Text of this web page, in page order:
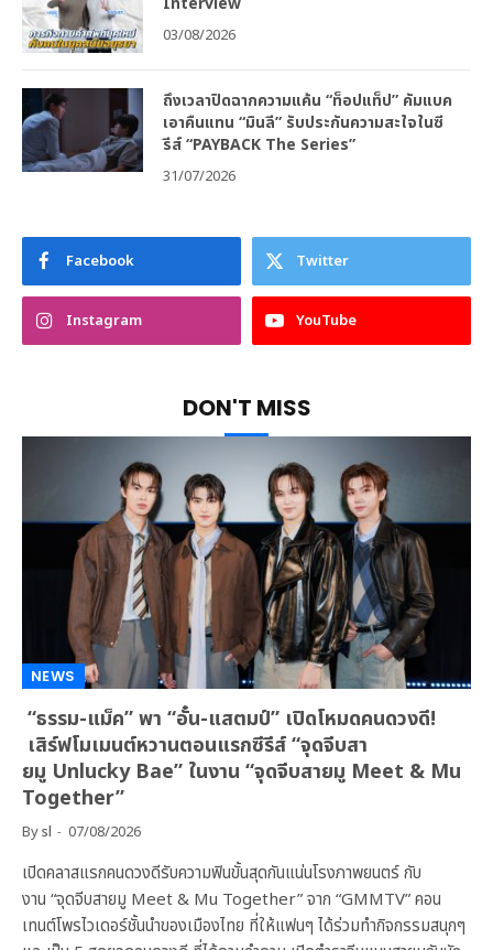
03/08/2026
ถึงเวลาปิดฉากความแค้น “ท็อปแท็ป” คัมแบค
เอาคืนแทน “มินลี” รับประกันความสะใจในซี
รีส์ “PAYBACK The Series”
31/07/2026
Facebook Twitter
Instagram YouTube
DON'T MISS
NEWS
“ธรรม-แม็ค” พา “อั๋น-แสตมป์” เปิดโหมดคนดวงดี!
เสิร์ฟโมเมนต์หวานตอนแรกซีรีส์ “จุดจีบสา
ยมู Unlucky Bae” ในงาน “จุดจีบสายมู Meet & Mu
Together”
Bysl 07/08/2026
เปิดคลาสแรกคนดวงดีรับความฟินขั้นสุดกันแน่นโรงภาพยนตร์ กับ
งาน “จุดจีบสายมู Meet & Mu Together” จาก “GMMTV” คอน
เทนต์โพรไวเดอร์ชั้นนำของเมืองไทย ที่ให้แฟนๆ ได้ร่วมทำกิจกรรมสนุกๆ